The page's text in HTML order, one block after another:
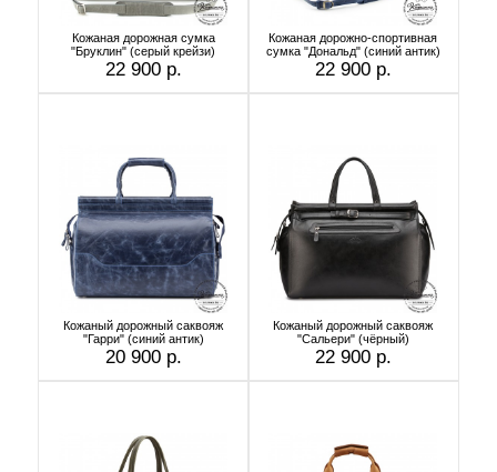
Кожаная дорожная сумка
"Бруклин" (серый крейзи)
22 900 р.
Кожаная дорожно-спортивная
сумка "Дональд" (синий антик)
22 900 р.
Кожаный дорожный саквояж
"Гарри" (синий антик)
20 900 р.
Кожаный дорожный саквояж
"Сальери" (чёрный)
22 900 р.